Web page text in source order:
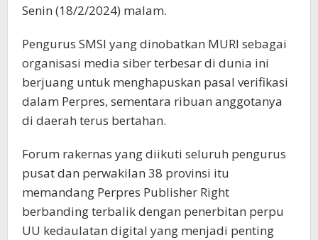
Senin (18/2/2024) malam.
Pengurus SMSI yang dinobatkan MURI sebagai
organisasi media siber terbesar di dunia ini
berjuang untuk menghapuskan pasal verifikasi
dalam Perpres, sementara ribuan anggotanya
di daerah terus bertahan.
Forum rakernas yang diikuti seluruh pengurus
pusat dan perwakilan 38 provinsi itu
memandang Perpres Publisher Right
berbanding terbalik dengan penerbitan perpu
UU kedaulatan digital yang menjadi penting